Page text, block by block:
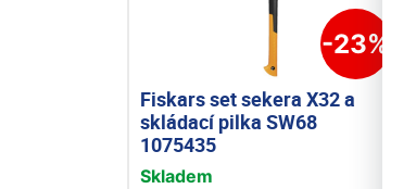
-23%
Fiskars set sekera X32 a
skládací pilka SW68
1075435
Skladem